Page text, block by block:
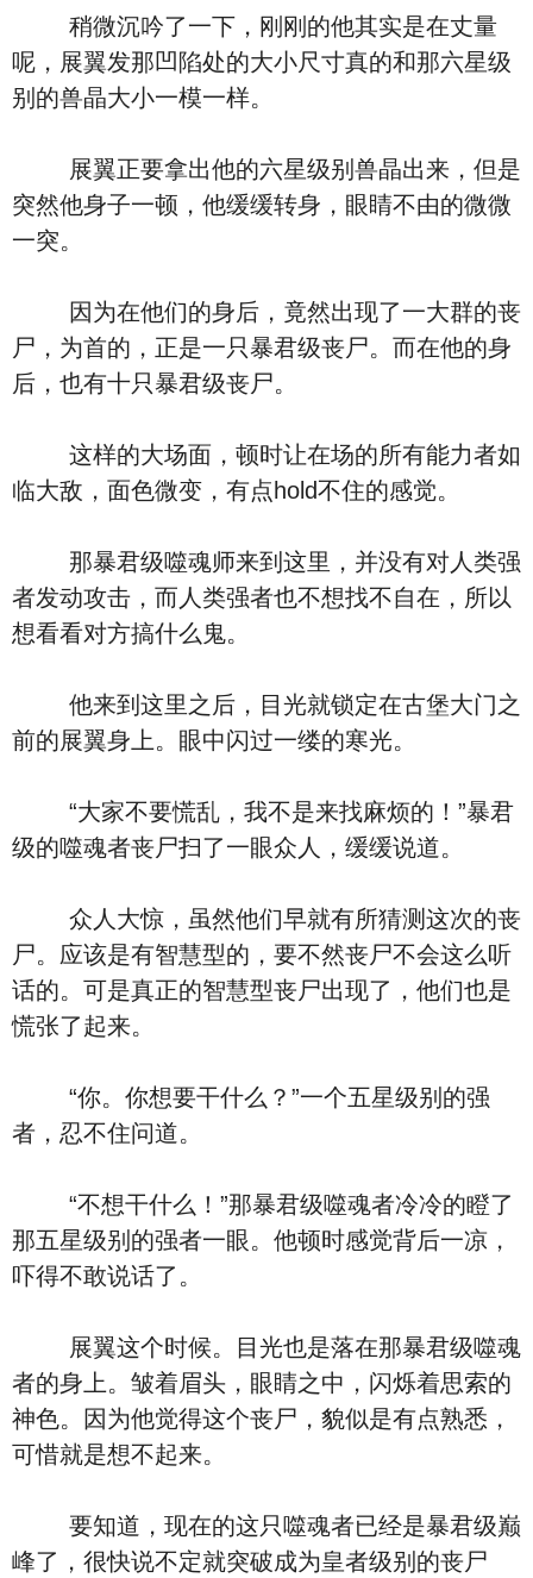
稍微沉吟了一下，刚刚的他其实是在丈量
呢，展翼发那凹陷处的大小尺寸真的和那六星级
别的兽晶大小一模一样。
展翼正要拿出他的六星级别兽晶出来，但是
突然他身子一顿，他缓缓转身，眼睛不由的微微
一突。
因为在他们的身后，竟然出现了一大群的丧
尸，为首的，正是一只暴君级丧尸。而在他的身
后，也有十只暴君级丧尸。
这样的大场面，顿时让在场的所有能力者如
临大敌，面色微变，有点hold不住的感觉。
那暴君级噬魂师来到这里，并没有对人类强
者发动攻击，而人类强者也不想找不自在，所以
想看看对方搞什么鬼。
他来到这里之后，目光就锁定在古堡大门之
前的展翼身上。眼中闪过一缕的寒光。
“大家不要慌乱，我不是来找麻烦的！”暴君
级的噬魂者丧尸扫了一眼众人，缓缓说道。
众人大惊，虽然他们早就有所猜测这次的丧
尸。应该是有智慧型的，要不然丧尸不会这么听
话的。可是真正的智慧型丧尸出现了，他们也是
慌张了起来。
“你。你想要干什么？”一个五星级别的强
者，忍不住问道。
“不想干什么！”那暴君级噬魂者冷冷的瞪了
那五星级别的强者一眼。他顿时感觉背后一凉，
吓得不敢说话了。
展翼这个时候。目光也是落在那暴君级噬魂
者的身上。皱着眉头，眼睛之中，闪烁着思索的
神色。因为他觉得这个丧尸，貌似是有点熟悉，
可惜就是想不起来。
要知道，现在的这只噬魂者已经是暴君级巅
峰了，很快说不定就突破成为皇者级别的丧尸